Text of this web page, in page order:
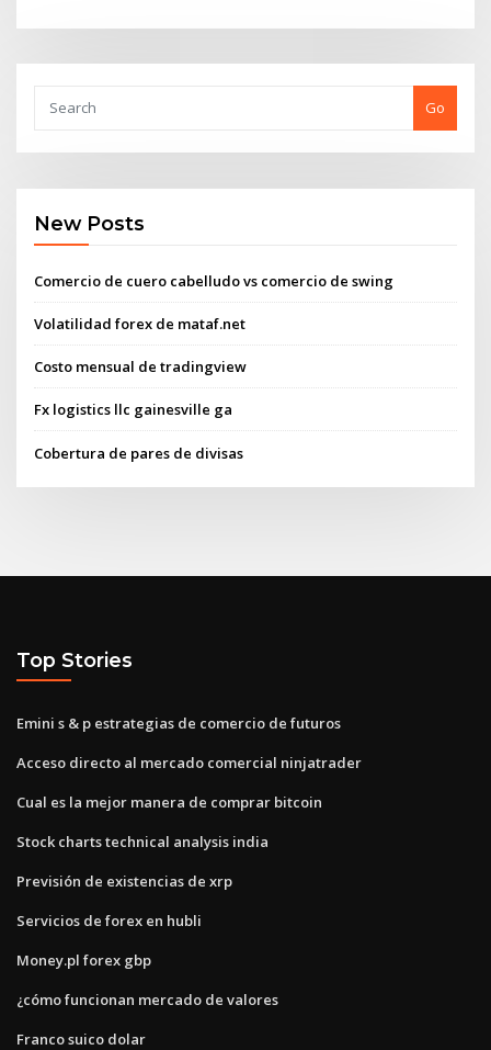
Go
New Posts
Comercio de cuero cabelludo vs comercio de swing
Volatilidad forex de mataf.net
Costo mensual de tradingview
Fx logistics llc gainesville ga
Cobertura de pares de divisas
Top Stories
Emini s & p estrategias de comercio de futuros
Acceso directo al mercado comercial ninjatrader
Cual es la mejor manera de comprar bitcoin
Stock charts technical analysis india
Previsión de existencias de xrp
Servicios de forex en hubli
Money.pl forex gbp
¿cómo funcionan mercado de valores
Franco suico dolar